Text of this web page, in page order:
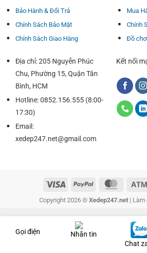
Bảo Hành & Đổi Trả
Chính Sách Bảo Mật
Chính Sách Giao Hàng
Mua
Chính
Đồ
Địa chỉ: 205 Nguyễn Phúc
Chu, Phường 15, Quận Tân
Bình, HCM
Hotline: 0852.156.555 (8:00-
17:30)
Email:
xedep247.net@gmail.com
Kết nối
Copyright 2026 © Xedep247.net| Làm
Gọi điện
Nhắn tin
Chat